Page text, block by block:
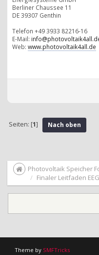
Berliner Chaussee 11
DE 39307 Genthin
Telefon +49 3933 82216-16
E-Mail:
Web: www.photovoltaik4all.de
Seiten: [1] Nach oben
Photovoltaik Speicher
Finaler Leitfaden
Theme by SMFTricks